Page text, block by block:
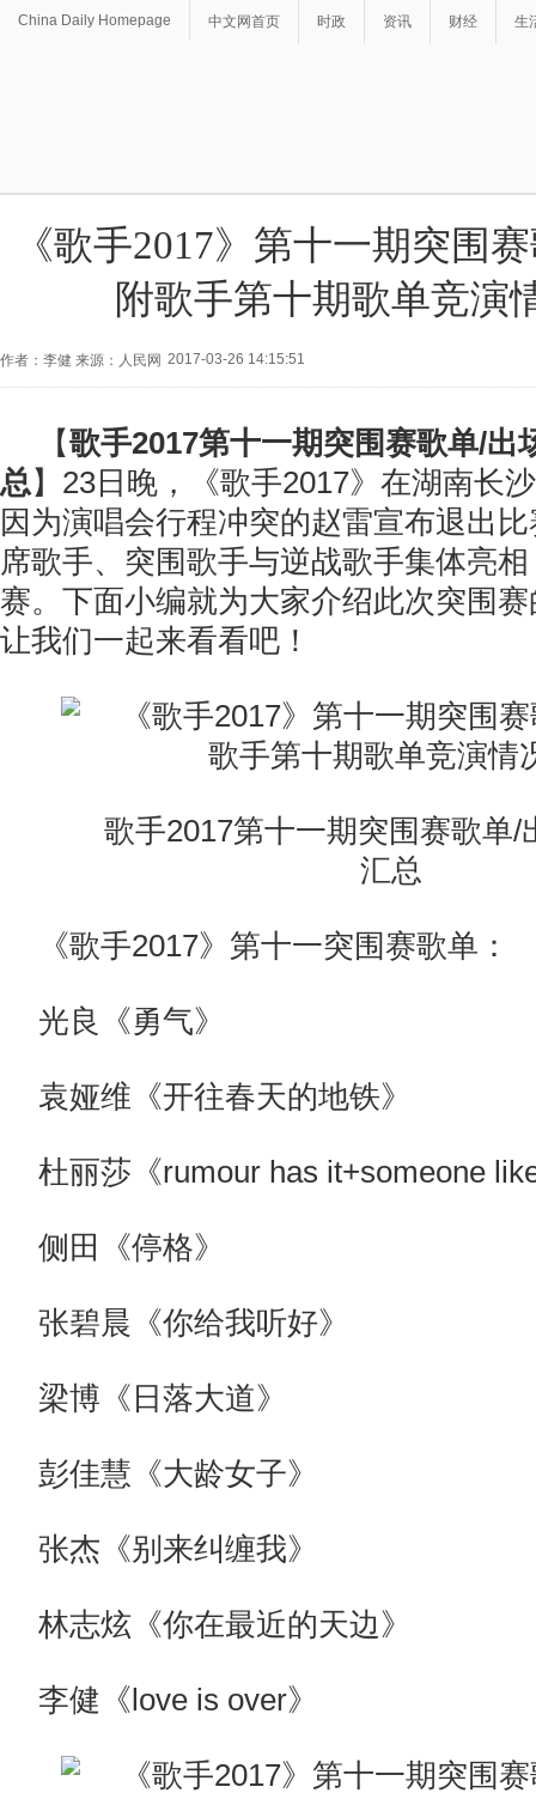
China Daily Homepage 中文网首页 时政 资讯 财经 生
《歌手2017》第十一期突围
附歌手第十期歌单竞演
作者：李健 来源：人民网 2017-03-26 14:15:51
【歌手2017第十一期突围赛歌单/出
总】23日晚，《歌手2017》在湖南长
因为演唱会行程冲突的赵雷宣布退出
席歌手、突围歌手与逆战歌手集体亮
赛。下面小编就为大家介绍此次突围
让我们一起来看看吧！
歌手2017第十一期突围赛歌单/
汇总
《歌手2017》第十一突围赛歌单：
光良《勇气》
袁娅维《开往春天的地铁》
杜丽莎《rumour has it+someone
侧田《停格》
张碧晨《你给我听好》
梁博《日落大道》
彭佳慧《大龄女子》
张杰《别来纠缠我》
林志炫《你在最近的天边》
李健《love is over》